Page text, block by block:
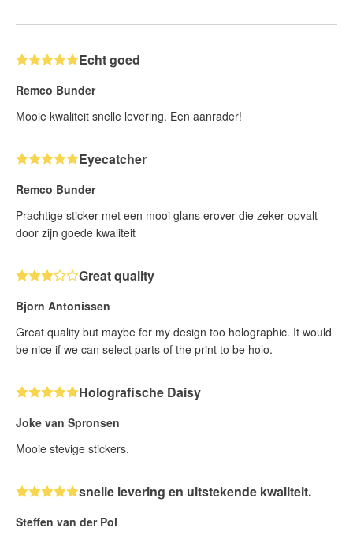
Echt goed
Remco Bunder
Mooie kwaliteit snelle levering. Een aanrader!
Eyecatcher
Remco Bunder
Prachtige sticker met een mooi glans erover die zeker opvalt
door zijn goede kwaliteit
Great quality
Bjorn Antonissen
Great quality but maybe for my design too holographic. It would
be nice if we can select parts of the print to be holo.
Holografische Daisy
Joke van Spronsen
Mooie stevige stickers.
snelle levering en uitstekende kwaliteit.
Steffen van der Pol